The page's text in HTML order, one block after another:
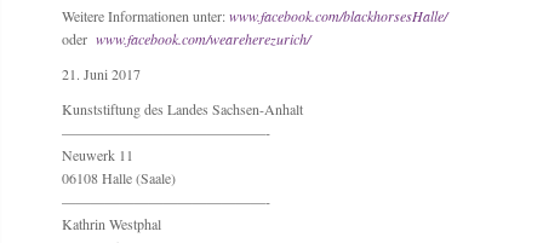
Weitere Informationen unter:www.facebook.com/blackhorsesHalle/
oderwww.facebook.com/weareherezurich/
21. Juni 2017
Kunststiftung des Landes Sachsen-Anhalt
——————————————-
Neuwerk 11
06108 Halle (Saale)
——————————————-
Kathrin Westphal